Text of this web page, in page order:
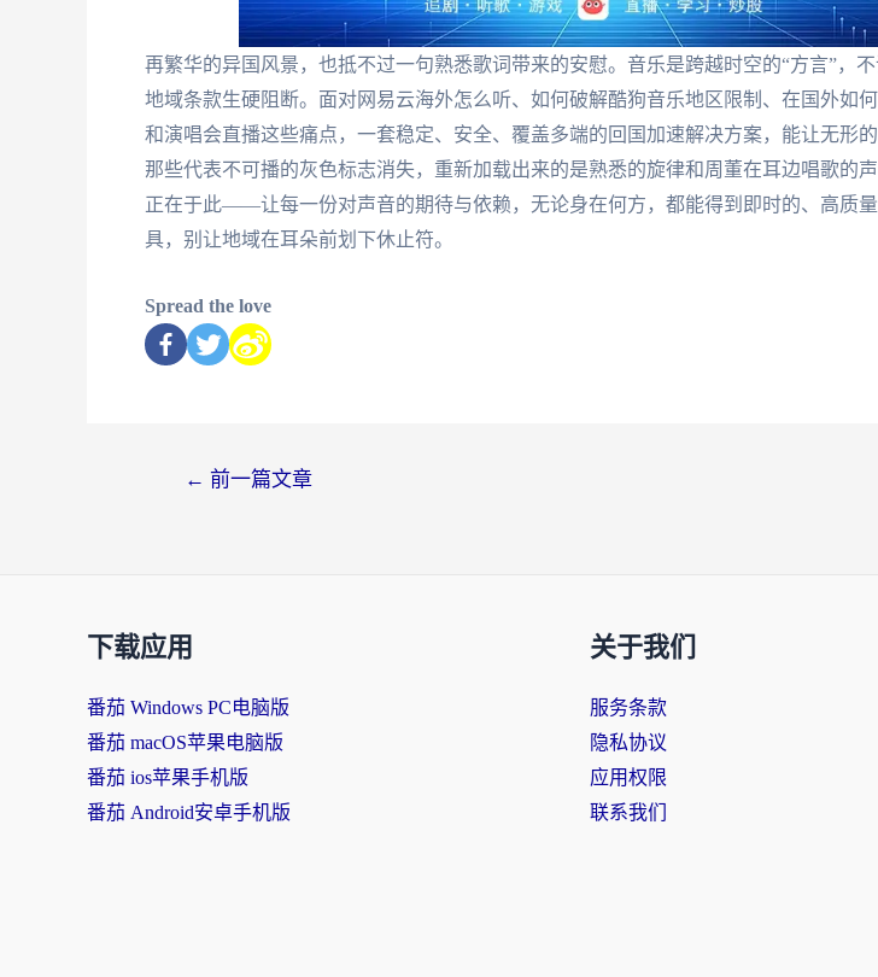
再繁华的异国风景，也抵不过一句熟悉歌词带来的安慰。音乐是跨越时空的“方言”，
地域条款生硬阻断。面对网易云海外怎么听、如何破解酷狗音乐地区限制、在国外如
和演唱会直播这些痛点，一套稳定、安全、覆盖多端的回国加速解决方案，能让无形
那些代表不可播的灰色标志消失，重新加载出来的是熟悉的旋律和周董在耳边唱歌的声
正在于此——让每一份对声音的期待与依赖，无论身在何方，都能得到即时的、高质
具，别让地域在耳朵前划下休止符。
Spread the love
← 前一篇文章
下载应用
番茄 Windows PC电脑版
番茄 macOS苹果电脑版
番茄 ios苹果手机版
番茄 Android安卓手机版
关于我们
服务条款
隐私协议
应用权限
联系我们